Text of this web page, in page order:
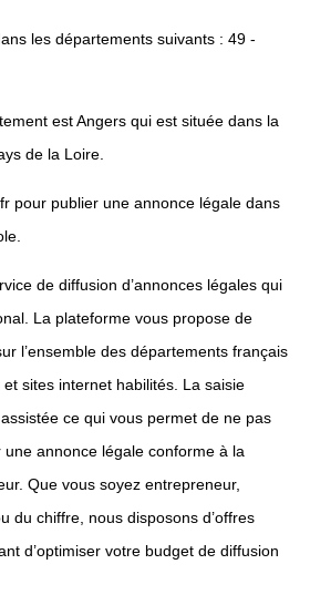
les départements suivants : 49 -
est Angers qui est située dans la
de la Loire.
pour publier une annonce légale dans
de diffusion d’annonces légales qui
La plateforme vous propose de
l’ensemble des départements français
sites internet habilités. La saisie
ce qui vous permet de ne pas
une annonce légale conforme à la
Que vous soyez entrepreneur,
du chiffre, nous disposons d’offres
d’optimiser votre budget de diffusion